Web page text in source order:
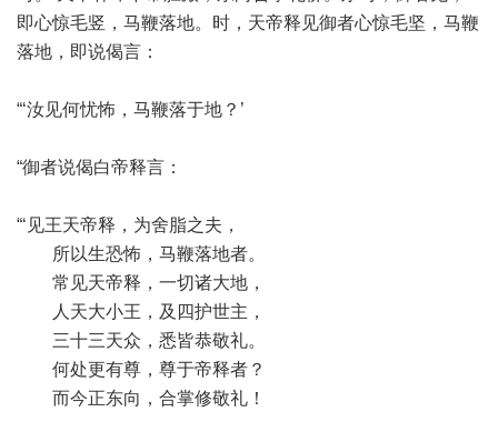
即心惊毛竖，马鞭落地。时，天帝释见御者心惊毛坚，马鞭
落地，即说偈言：
“‘汝见何忧怖，马鞭落于地？’
“御者说偈白帝释言：
“‘见王天帝释，为舍脂之夫，
所以生恐怖，马鞭落地者。
常见天帝释，一切诸大地，
人天大小王，及四护世主，
三十三天众，悉皆恭敬礼。
何处更有尊，尊于帝释者？
而今正东向，合掌修敬礼！